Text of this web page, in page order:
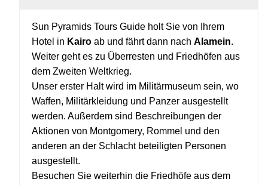
Sun Pyramids Tours Guide holt Sie von Ihrem
Hotel in Kairo ab und fährt dann nach Alamein.
Weiter geht es zu Überresten und Friedhöfen aus
dem Zweiten Weltkrieg.
Unser erster Halt wird im Militärmuseum sein, wo
Waffen, Militärkleidung und Panzer ausgestellt
werden. Außerdem sind Beschreibungen der
Aktionen von Montgomery, Rommel und den
anderen an der Schlacht beteiligten Personen
ausgestellt.
Besuchen Sie weiterhin die Friedhöfe aus dem